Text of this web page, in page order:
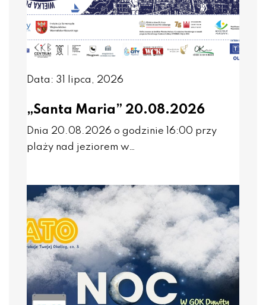
Data: 31 lipca, 2026
„Santa Maria” 20.08.2026
Dnia 20.08.2026 o godzinie 16:00 przy
plaży nad jeziorem w…